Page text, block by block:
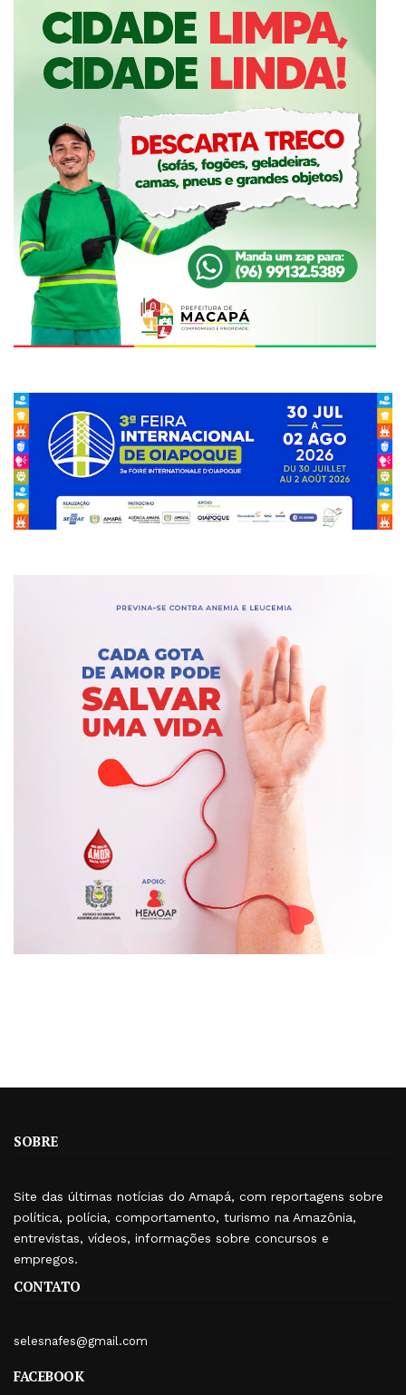
SOBRE
Site das últimas notícias do Amapá, com reportagens sobre
política, polícia, comportamento, turismo na Amazônia,
entrevistas, vídeos, informações sobre concursos e
empregos.
CONTATO
selesnafes@gmail.com
FACEBOOK